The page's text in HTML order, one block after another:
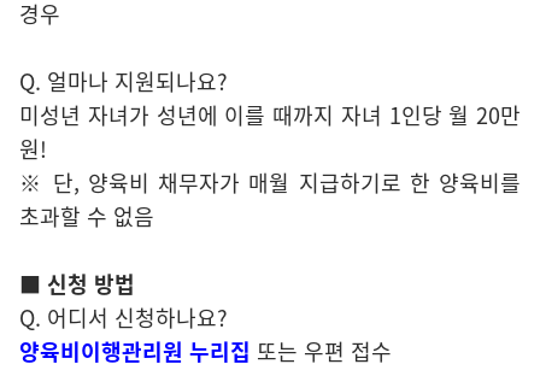
경우
Q. 얼마나 지원되나요?
미성년 자녀가 성년에 이를 때까지 자녀 1인당 월 20만
원!
※ 단, 양육비 채무자가 매월 지급하기로 한 양육비를
초과할 수 없음
■ 신청 방법
Q. 어디서 신청하나요?
양육비이행관리원 누리집 또는 우편 접수